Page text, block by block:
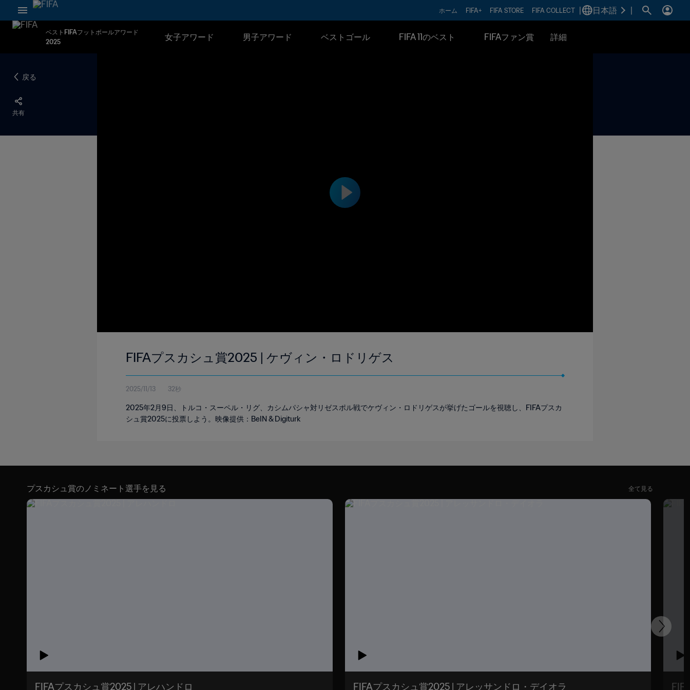
ホーム FIFA+ FIFA STORE FIFA COLLECT 日本語
ベストFIFAフットボールアワード
2025
女子アワード 男子アワード ベストゴール FIFA 11のベスト FIFAファン賞 詳細
戻る
共有
FIFAプスカシュ賞2025 | ケヴィン・ロドリゲス
2025/11/13 32秒
2025年2月9日、トルコ・スーペル・リグ、カシムパシャ対リゼスポル戦でケヴィン・ロドリゲスが挙げたゴールを視聴し、FIFAプスカ
シュ賞2025に投票しよう。映像提供：BeIN & Digiturk
プスカシュ賞のノミネート選手を見る 全て見る
FIFAプスカシュ賞2025 | アレハンドロ FIFAプスカシュ賞2025 | アレッサンドロ・デイオラ
次